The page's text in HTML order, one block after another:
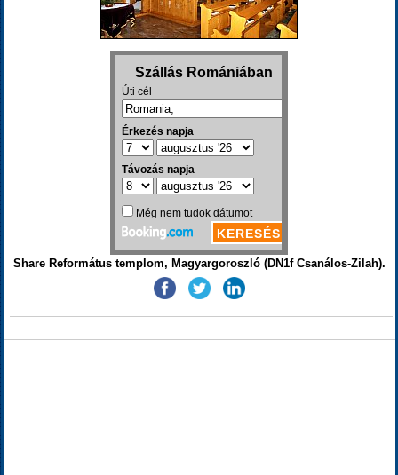
Share Református templom, Magyargoroszló (DN1f Csanálos-Zilah).